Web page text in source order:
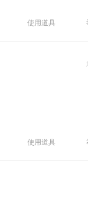
使用道具
使用道具